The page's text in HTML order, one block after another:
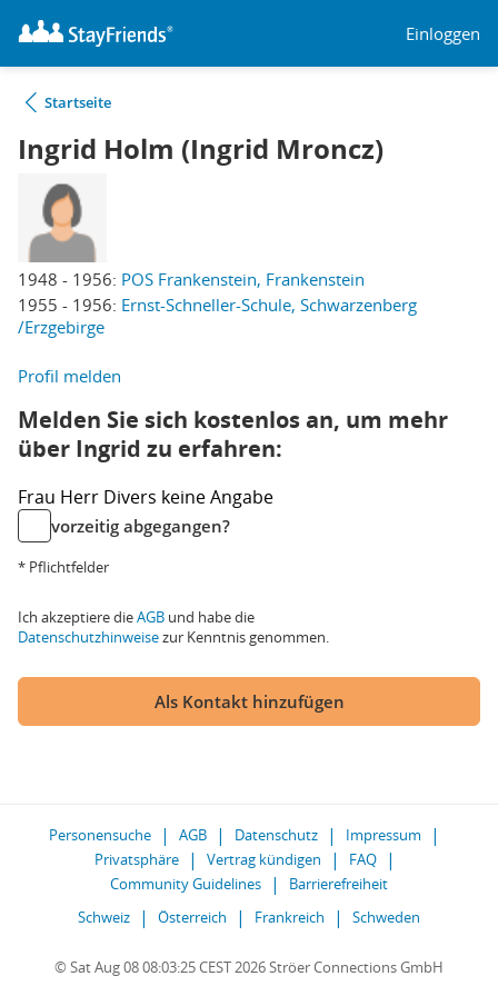
Einloggen
Startseite
Ingrid Holm (Ingrid Mroncz)
1948 - 1956: POS Frankenstein, Frankenstein
1955 - 1956: Ernst-Schneller-Schule, Schwarzenberg
/Erzgebirge
Profil melden
Melden Sie sich kostenlos an, um mehr
über Ingrid zu erfahren:
Frau Herr Divers keine Angabe
vorzeitig abgegangen?
* Pflichtfelder
Ich akzeptiere dieAGB und habe die
Datenschutzhinweisezur Kenntnis genommen.
Als Kontakt hinzufügen
Personensuche AGB Datenschutz
Impressum
Privatsphäre
Vertrag kündigen
FAQ
Community Guidelines
Barrierefreiheit
Schweiz
Österreich Frankreich Schweden
© Sat Aug 08 08:03:25 CEST 2026 Ströer Connections GmbH